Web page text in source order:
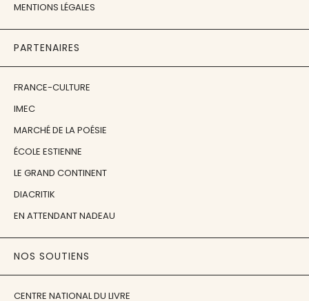
MENTIONS LÉGALES
PARTENAIRES
FRANCE-CULTURE
IMEC
MARCHÉ DE LA POÉSIE
ÉCOLE ESTIENNE
LE GRAND CONTINENT
DIACRITIK
EN ATTENDANT NADEAU
NOS SOUTIENS
CENTRE NATIONAL DU LIVRE